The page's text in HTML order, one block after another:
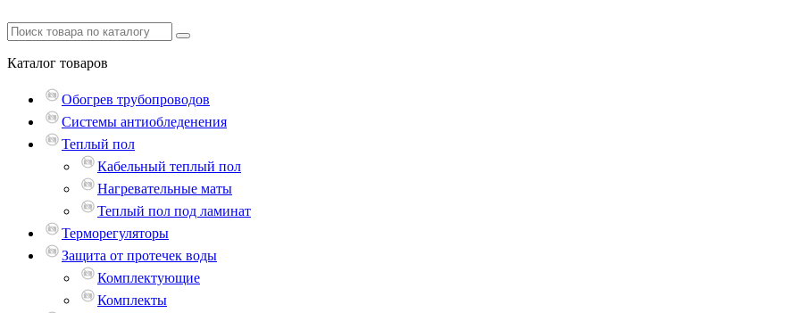
Каталог товаров
Обогрев трубопроводов
Системы антиобледенения
Теплый пол
Кабельный теплый пол
Нагревательные маты
Теплый пол под ламинат
Терморегуляторы
Защита от протечек воды
Комплектующие
Комплекты